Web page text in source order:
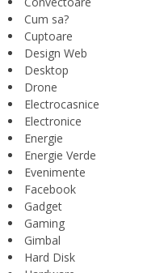
Cum sa?
Cuptoare
Design Web
Desktop
Drone
Electrocasnice
Electronice
Energie
Energie Verde
Evenimente
Facebook
Gadget
Gaming
Gimbal
Hard Disk